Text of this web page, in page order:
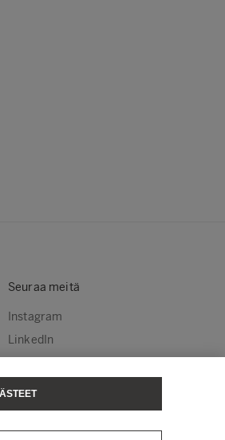
Seuraa meitä
Instagram
LinkedIn